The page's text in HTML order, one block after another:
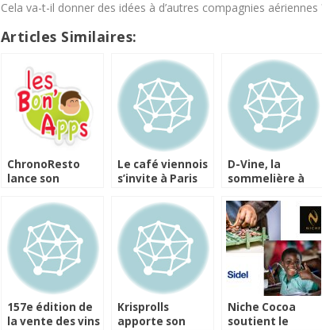
Cela va-t-il donner des idées à d’autres compagnies
Articles Similaires:
ChronoResto
lance son
fidélité
Le café viennois
s’invite à Paris
Airlines
D-Vine, la
sommelière à
vin aéré et à
température en
1 minute
157e édition de
la vente des vins
Krisprolls
apporte son
Niche Cocoa
soutient le